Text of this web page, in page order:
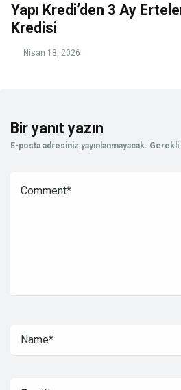
Yapı Kredi’den 3 Ay
Kredisi
Nisan 13, 2026
Bir yanıt yazın
E-posta adresiniz yayınlanmayacak. Gerekli